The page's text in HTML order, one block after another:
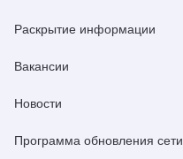
Раскрытие информации
Вакансии
Новости
Программа обновления сети